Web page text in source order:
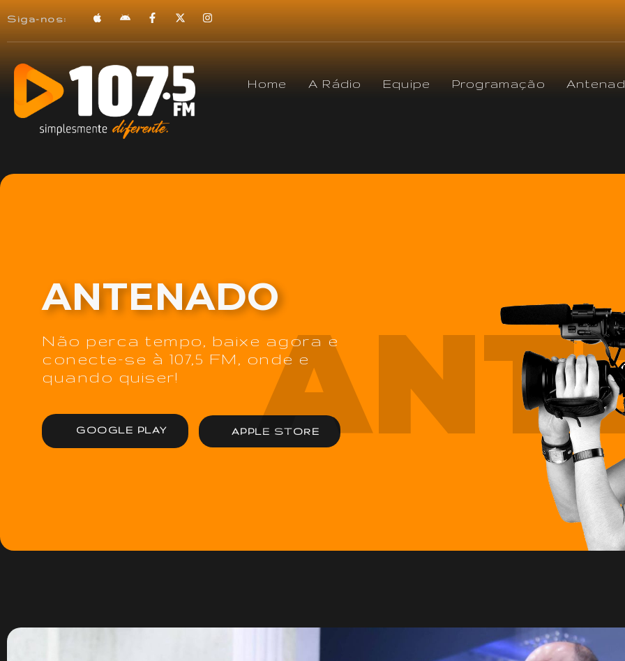
Siga-nos:
Home A Rádio Equipe Programação
ANTENADO
Não perca tempo, baixe agora e
conecte-se à 107,5 FM, onde e
quando quiser!
GOOGLE PLAY APPLE STORE